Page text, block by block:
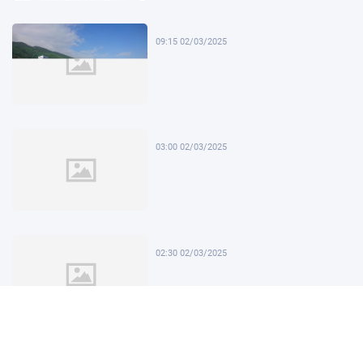
09:15 02/03/2025
03:00 02/03/2025
02:30 02/03/2025